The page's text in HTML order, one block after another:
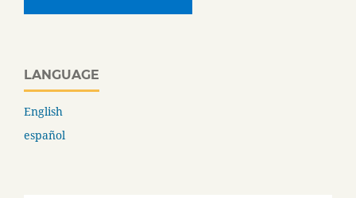
LANGUAGE
English
español